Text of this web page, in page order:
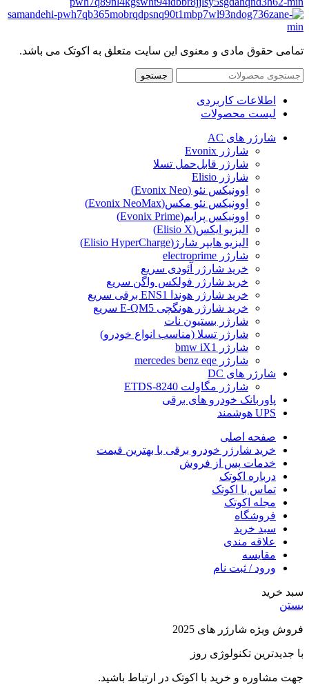
تمامی حقوق مادی و معنوی این سایت متعلق به اکوتک می باشد.
جستجو
اطلاعات کاربردی
لیست محصولات
شارژر های AC
شارژر Evonix
شارژر قابل‌حمل تسلا
شارژر Elisio
اِوونیکس نئو (Evonix Neo)
اِوونیکس نئو مکس(Evonix NeoMax)
اِوونیکس پرایم(Evonix Prime)
الیزیو ایکس(Elisio X)
الیزیو هایپر شارژ(Elisio HyperCharge)
شارژر electroprime
خرید شارژر آئودی سریع
خرید شارژر فولکس واگن سریع
خرید شارژر هوندا ENS1 برقی سریع
خرید شارژر هونگچی E-QM5 سریع
شارژر بستیون نات
شارژر تسلا (مناسب انواع خودرو)
شارژر bmw iX1
شارژر mercedes benz eqe
شارژر های DC
شارژر مگاولت ETDS-8240
پاوربانک خودرو های برقی
UPS هوشمند
صفحه اصلی
خرید شارژر خودرو برقی با بهترین قیمت
خدمات پس از فروش
درباره اکوتک
تماس با اکوتک
مجله اکوتک
فروشگاه
سبد خرید
علاقه مندی
مقایسه
ورود / ثبت نام
سبد خرید
بستن
فروش ویژه شارژر های 2025
با جدیدترین تکنولوژی روز
جهت مشاوره و خرید با اکوتک در ارتباط باشید.